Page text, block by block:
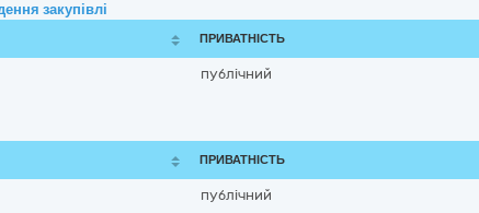
закупівлі
ПРИВАТНІСТЬ
публічний
ПРИВАТНІСТЬ
публічний